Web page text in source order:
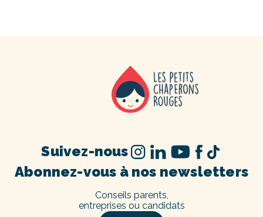
Abonnez-vous à nos newsletters
Conseils parents,
entreprises ou candidats
Suivez-nous